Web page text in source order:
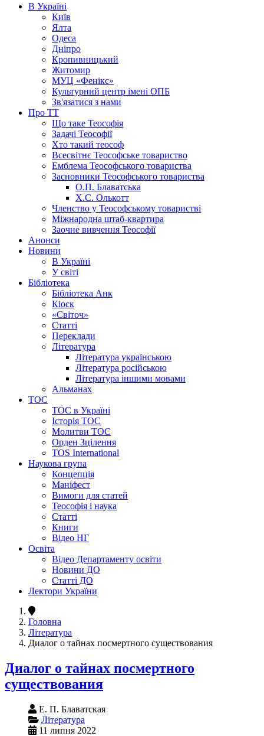
В Україні
Київ
Ялта
Одеса
Дніпро
Кропивницький
Житомир
МУЦ «Фенікс»
Культурний центр імені ОПБ
Зв'язатися з нами
Про ТТ
Що таке Теософія
Задачі Теософії
Хто такий теософ
Всесвітнє Теософське товариство
Емблема Теософського товариства
Засновники Теософського товариства
О.П. Блаватська
Х.С. Олькотт
Членство у Теософському товаристві
Міжнародна штаб-квартира
Заочне вивчення Теософії
Анонси
Новини
В Україні
У світі
Бібліотека
Бібліотека Анк
Кіоск
«Світоч»
Статті
Переклади
Література
Література українською
Література російською
Література іншими мовами
Альманах
ТОС
ТОС в Україні
Історія ТОС
Молитви ТОС
Орден Зцілення
TOS International
Наукова група
Концепція
Маніфест
Вимоги для статей
Теософія і наука
Статті
Книги
Відео НГ
Освіта
Відео Департаменту освіти
Новини ДО
Статті ДО
Лектори України
Головна
Література
Диалог о тайнах посмертного существования
Диалог о тайнах посмертного
существования
Е. П. Блаватская
Література
11 липня 2022